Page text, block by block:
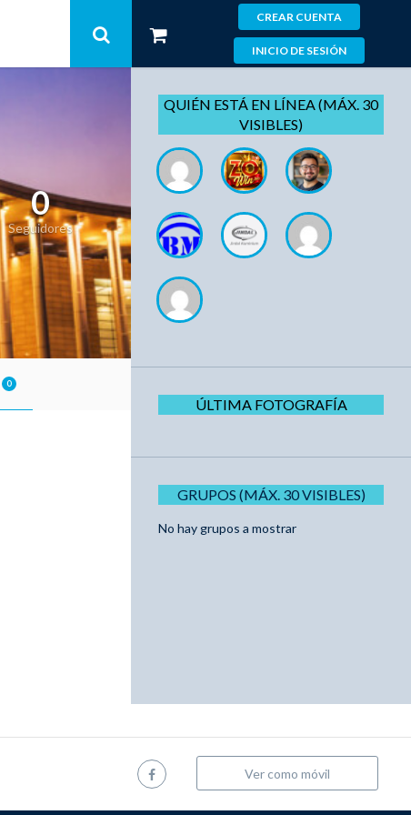
CREAR CUENTA
INICIO DE SESIÓN
0
Seguidores
0
QUIÉN ESTÁ EN LÍNEA (MÁX. 30
VISIBLES)
ÚLTIMA FOTOGRAFÍA
GRUPOS (MÁX. 30 VISIBLES)
No hay grupos a mostrar